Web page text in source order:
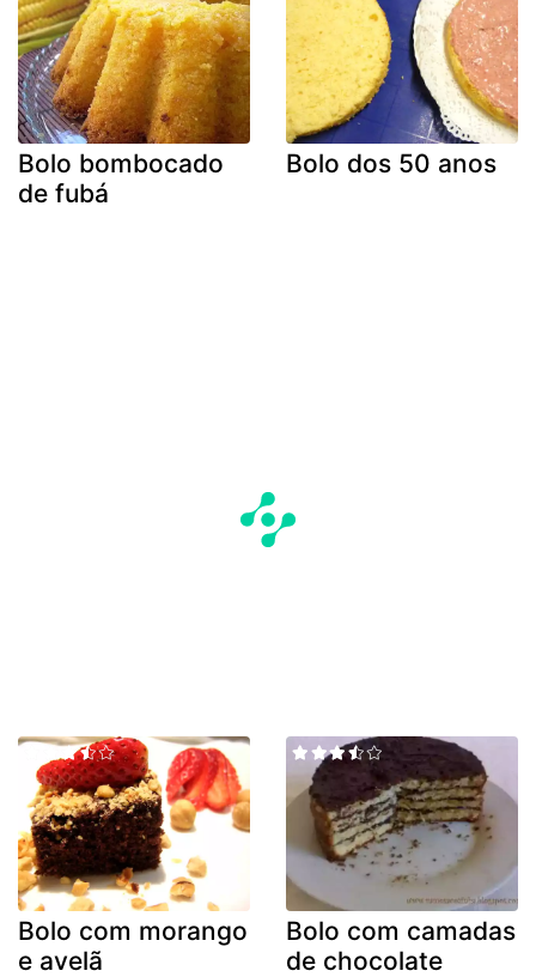
Bolo bombocado
de fubá
Bolo dos 50 anos
Bolo com morango
e avelã
Bolo com camadas
de chocolate